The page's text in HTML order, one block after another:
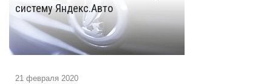
систему Яндекс.Авто
21 февраля 2020